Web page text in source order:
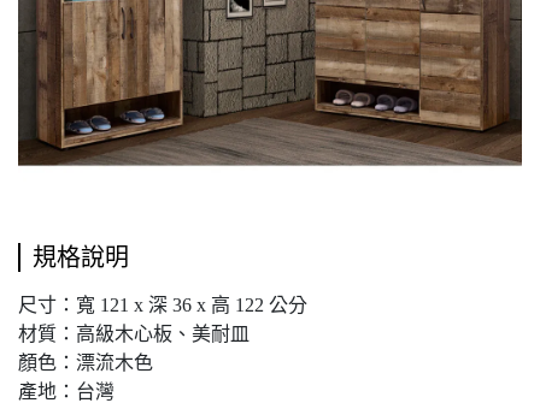
規格說明
尺寸：寬 121 x 深 36 x 高 122 公分
材質：高級木心板、美耐皿
顏色：漂流木色
產地：台灣